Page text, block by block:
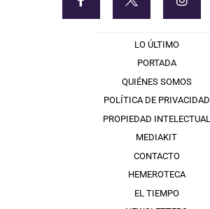
LO ÚLTIMO
PORTADA
QUIÉNES SOMOS
POLÍTICA DE PRIVACIDAD
PROPIEDAD INTELECTUAL
MEDIAKIT
CONTACTO
HEMEROTECA
EL TIEMPO